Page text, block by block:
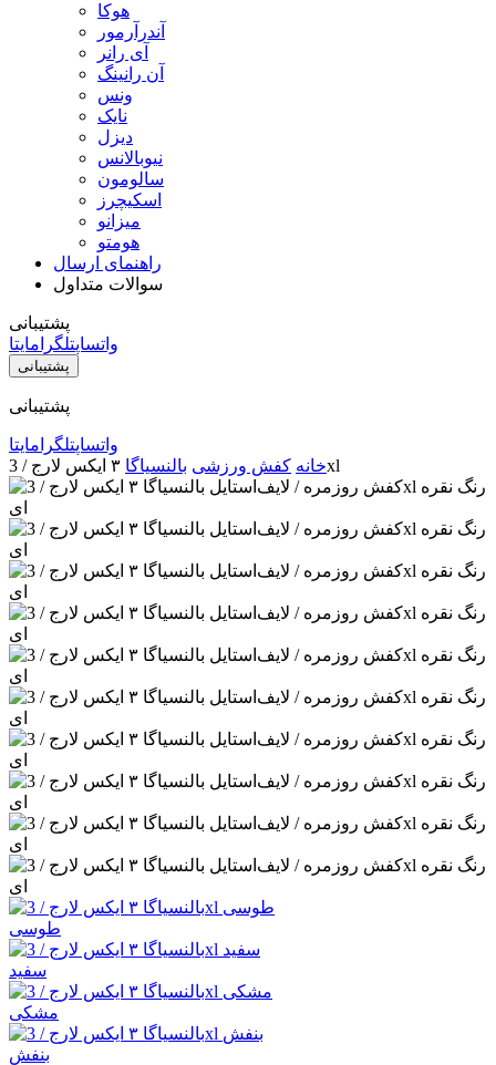
هوکا
آندرآرمور
آی رانر
آن رانینگ
ونس
نایک
دیزل
نیوبالانس
سالومون
اسکیچرز
میزانو
هومتو
راهنمای ارسال
سوالات متداول
پشتیبانی
واتساپتلگرامایتا
پشتیبانی
پشتیبانی
واتساپتلگرامایتا
خانه کفش ورزشی بالنسیاگا ۳ ایکس لارج / 3xl
طوسی
سفید
مشکی
بنفش